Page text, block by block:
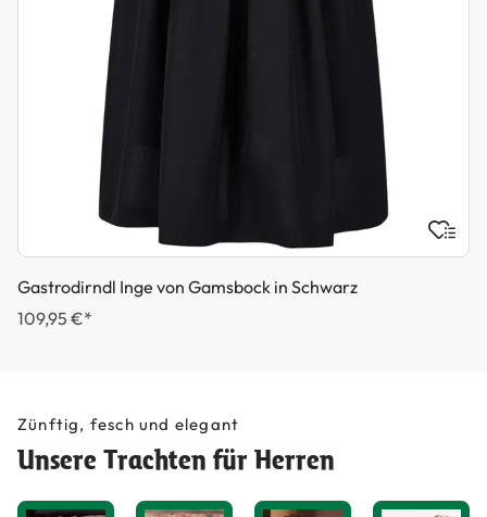
Gastrodirndl Inge von Gamsbock in Schwarz
109,95 €*
Zünftig, fesch und elegant
Unsere Trachten für Herren